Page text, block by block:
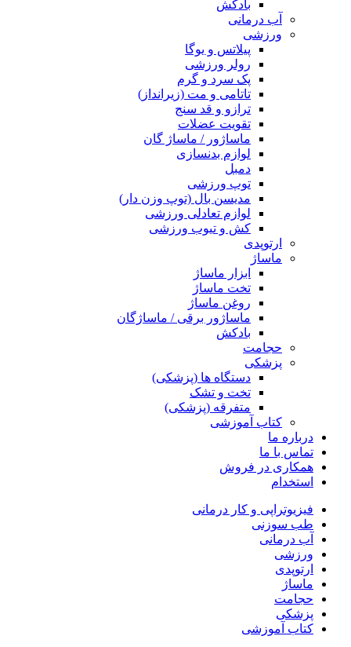
بادکش
آب درمانی
ورزشی
پیلاتس و یوگا
رولر ورزشی
پک سرد و گرم
تاتامی و مت (زیرانداز)
ترازو و قد سنج
تقویت عضلات
ماساژور / ماساژ گان
لوازم بدنسازی
دمبل
توپ ورزشی
مدیسن بال (توپ وزن دار)
لوازم تعادلی ورزشی
کش و تیوب ورزشی
ارتوپدی
ماساژ
ابزار ماساژ
تخت ماساژ
روغن ماساژ
ماساژور برقی / ماساژگان
بادکش
حجامت
پزشکی
دستگاه ها (پزشکی)
تخت و تشک
متفرقه (پزشکی)
کتاب آموزشی
درباره ما
تماس با ما
همکاری در فروش
استخدام
فیزیوتراپی و کار درمانی
طب سوزنی
آب درمانی
ورزشی
ارتوپدی
ماساژ
حجامت
پزشکی
کتاب آموزشی